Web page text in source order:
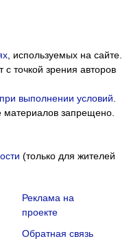
, используемых на сайте.
точкой зрения авторов
при выполнении условий
материалов запрещено.
(только для жителей
Реклама на
проекте
Обратная связь